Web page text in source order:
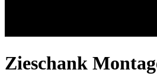
Zieschank